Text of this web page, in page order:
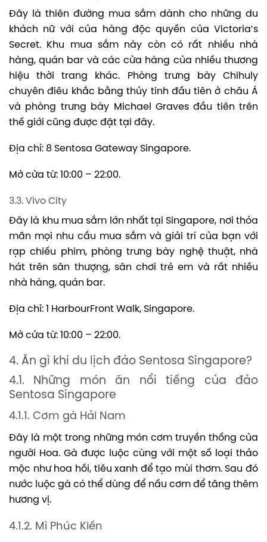
Đây là thiên đường mua sắm dành cho những du
khách nữ với của hàng độc quyền của Victoria’s
Secret. Khu mua sắm này còn có rất nhiều nhà
hàng, quán bar và các cửa hàng của nhiều thương
hiệu thời trang khác. Phòng trưng bày Chihuly
chuyên điêu khắc bằng thủy tinh đầu tiên ở châu Á
và phòng trưng bày Michael Graves đầu tiên trên
thế giới cũng được đặt tại đây.
Địa chỉ: 8 Sentosa Gateway Singapore.
Mở cửa từ: 10:00 – 22:00.
3.3. Vivo City
Đây là khu mua sắm lớn nhất tại Singapore, nơi thỏa
mãn mọi nhu cầu mua sắm và giải trí của bạn với
rạp chiếu phim, phòng trưng bày nghệ thuật, nhà
hát trên sân thượng, sân chơi trẻ em và rất nhiều
nhà hàng, quán bar.
Địa chỉ: 1 HarbourFront Walk, Singapore.
Mở cửa từ: 10:00 – 22:00.
4. Ăn gì khi du lịch đảo Sentosa Singapore?
4.1. Những món ăn nổi tiếng của đảo
Sentosa Singapore
4.1.1. Cơm gà Hải Nam
Đây là một trong những món cơm truyền thống của
người Hoa. Gà được luộc cùng với một số loại thảo
mộc như hoa hồi, tiêu xanh để tạo mùi thơm. Sau đó
nước luộc gà có thể dùng để nấu cơm để tăng thêm
hương vị.
4.1.2. Mì Phúc Kiến